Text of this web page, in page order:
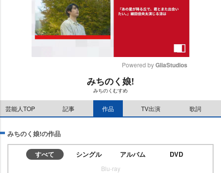
e
Powered by GliaStudios
みちのく娘!
みちのくむすめ
芸能人TOP 記事 作品 TV出演 歌詞
みちのく娘!の作品
すべて シングル アルバム DVD
Blu-ray